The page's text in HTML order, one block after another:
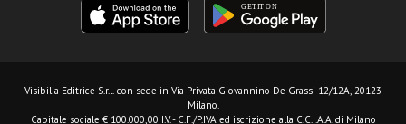
Visibilia Editrice S.r.l. con sede in Via Privata Giovannino De Grassi 12/12A, 20123
Milano.
Capitale sociale € 100.000,00 I.V. - C.F./P.IVA ed iscrizione alla C.C.I.A.A. di Milano